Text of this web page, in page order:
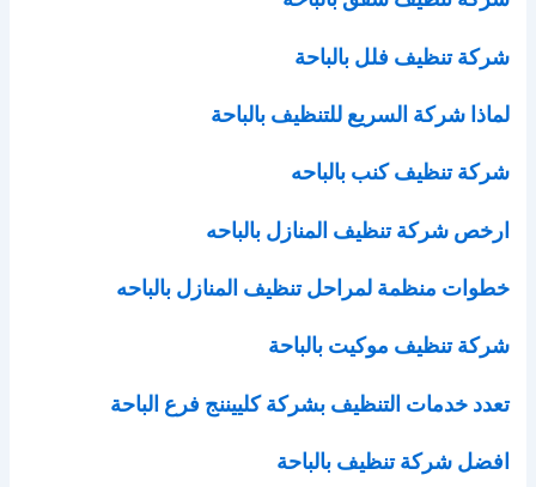
شركة تنظيف فلل بالباحة
لماذا شركة السريع للتنظيف بالباحة
شركة تنظيف كنب بالباحه
ارخص شركة تنظيف المنازل بالباحه
خطوات منظمة لمراحل تنظيف المنازل بالباحه
شركة تنظيف موكيت بالباحة
تعدد خدمات التنظيف بشركة كلييننج فرع الباحة
افضل شركة تنظيف بالباحة